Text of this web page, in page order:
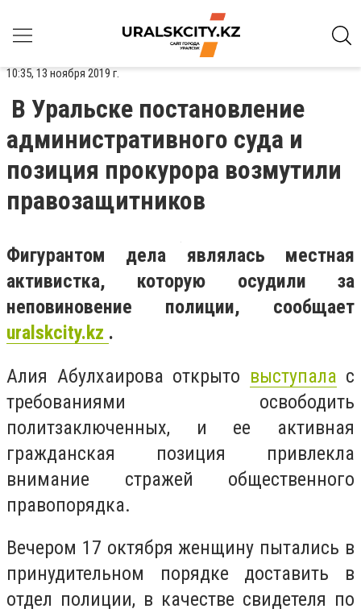
10:35, 13 ноября 2019 г.
В Уральске постановление
административного суда и
позиция прокурора возмутили
правозащитников
Фигурантом дела являлась местная
активистка, которую осудили за
неповиновение полиции, сообщает
uralskcity.kz .
Алия Абулхаирова открыто выступала с
требованиями освободить
политзаключенных, и ее активная
гражданская позиция привлекла
внимание стражей общественного
правопорядка.
Вечером 17 октября женщину пытались в
принудительном порядке доставить в
отдел полиции, в качестве свидетеля по